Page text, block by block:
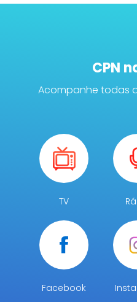
CPN
Acompanhe todas
TV
Facebook